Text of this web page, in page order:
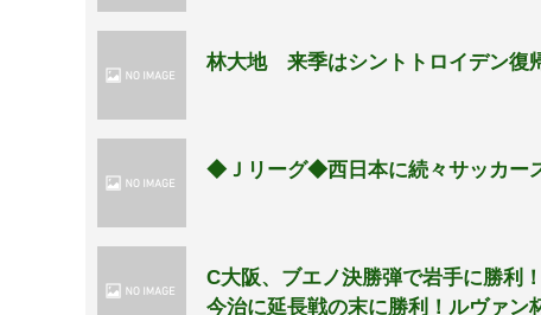
林大地 来季はシントトロイデン復
◆Ｊリーグ◆西日本に続々サッカー
C大阪、ブエノ決勝弾で岩手に勝利
今治に延長戦の末に勝利！ルヴァン